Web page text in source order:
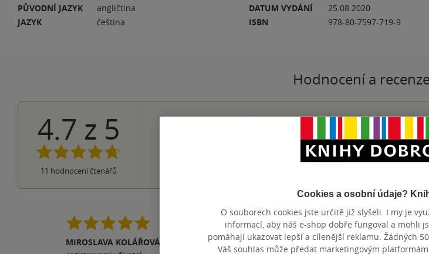
PŮVODNÍ JAZYK
angličtina
JAZYK
čeština
DATUM VYDÁNÍ
25.08.2020
ISBN
978-80-7597-719-9
Hodnocení a
4.7 z 5
11 hodnocení čtenářů
Hodnocení našich
MIROSLAVA KOLÁŘOVÁ
Když nám zase #Adam Pýcha dal sem do skupiny výzvu na
DOBROVSKÝ jsem si pořídila tuto knihu : 📚POSLEDNÍ
326 stran 🤔Že se staří lidé neumí bavit???? 🤔Že nemají staří lidé tolik energie??? 🤔📚TAK tato kniha vás přesvědčí o pěkném opaku.
Cookies a osobní údaje?
O souborech cookies jste určitě již slyšeli. I my je
informací, aby náš e-shop dobře fungoval a mohli
pomáhají ukazovat lepší a cílenější reklamu. Žádných
Váš souhlas může předat marketingovým